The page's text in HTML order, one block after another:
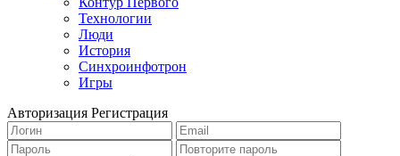
Технологии
Люди
История
Синхроинфотрон
Игры
Авторизация Регистрация